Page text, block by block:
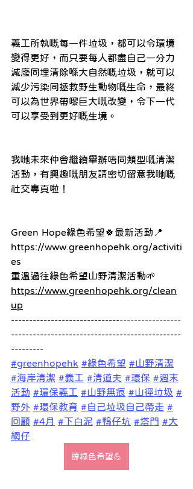
義工所執嘅每一件垃圾，都可以令環境
變得更好，而只要每人都盡自己一分力
減廢同埋清除喺大自然嘅垃圾，就可以
減少污染同拯救野生動物嘅生命，最終
可以為世界帶嚟巨大嘅改變，令下一代
可以享受到更好嘅生境。
我哋未來仲會繼續舉辦唔同類型嘅清潔
活動，有興趣嘅朋友請密切留意我哋嘅
社交專頁啦！
Green Hope綠色希望🍀最新活動📍
https://www.greenhopehk.org/activiti
es
重溫過往綠色希望山野清潔活動🌱
https://www.greenhopehk.org/clean
up
-----------------------------------------------
-----------------------------------------------
---------
#greenhopehk #綠色希望 #山野清潔
#海岸清潔 #義工 #清道夫 #環保 #週末
活動 #環保義工 #山野無痕 #山徑垃圾 #
野外 #環保教育 #自己垃圾自己帶走 #
回顧 #4月 #下白泥 #鴨仔坑 #塔門 #大
網仔
撐綠色希望💪